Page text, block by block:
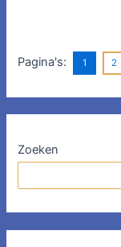
Pagina's: 1 2
Zoeken